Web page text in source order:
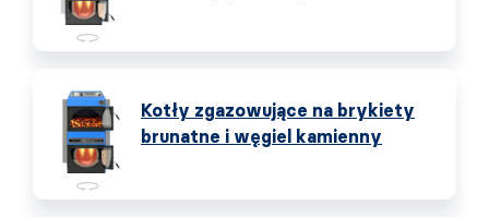
Kotły zgazowujące na brykiety
brunatne i węgiel kamienny